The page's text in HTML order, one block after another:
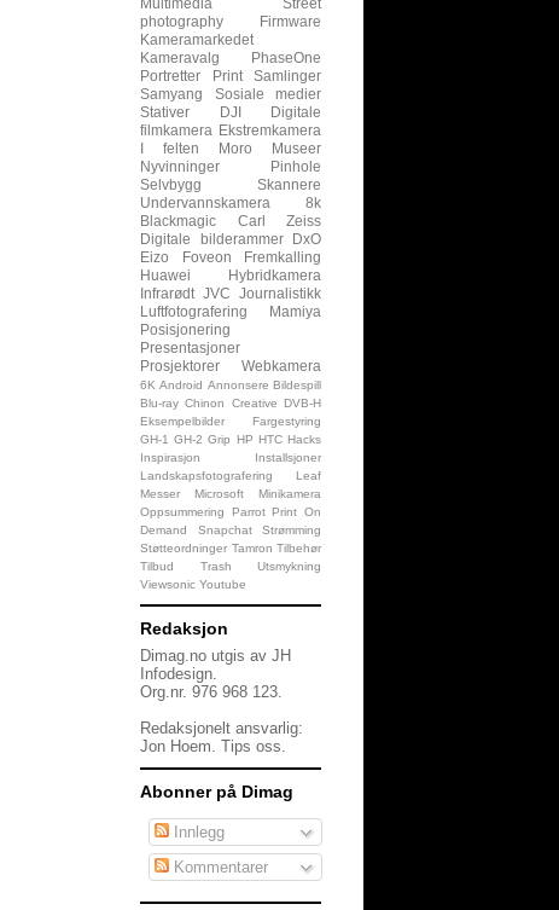
photography
Firmware
Kameramarkedet
Kameravalg
PhaseOne
Portretter
Print
Samlinger
Samyang
Sosiale medier
Stativer
DJI
Digitale
filmkamera Ekstremkamera
I felten
Moro
Museer
Nyvinninger
Pinhole
Selvbygg
Skannere
Undervannskamera
8k
Blackmagic
Carl Zeiss
Digitale bilderammer
DxO
Eizo
Foveon
Fremkalling
Huawei
Hybridkamera
Infrarødt JVC
Journalistikk
Luftfotografering
Mamiya
Posisjonering
Presentasjoner
Prosjektorer
Webkamera
6K Android Annonsere Bildespill
Blu-ray Chinon Creative
DVB-H
Eksempelbilder
Fargestyring
GH-1 GH-2 Grip HP HTC Hacks
Inspirasjon
Installsjoner
Landskapsfotografering
Leaf
Messer
Microsoft
Minikamera
Oppsummering
Parrot Print On
Demand
Snapchat
Strømming
Støtteordninger Tamron Tilbehør
Tilbud
Trash
Utsmykning
Viewsonic Youtube
Redaksjon
Dimag.no utgis av JH
Infodesign.
Org.nr. 976 968 123.
Redaksjonelt ansvarlig:
Jon Hoem. Tips oss.
Abonner på Dimag
Innlegg
Kommentarer